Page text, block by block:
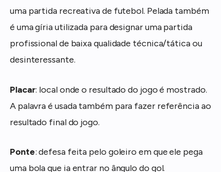
uma partida recreativa de futebol. Pelada também
é uma gíria utilizada para designar uma partida
profissional de baixa qualidade técnica/tática ou
desinteressante.
Placar: local onde o resultado do jogo é mostrado.
A palavra é usada também para fazer referência ao
resultado final do jogo.
Ponte: defesa feita pelo goleiro em que ele pega
uma bola que ia entrar no ângulo do gol.